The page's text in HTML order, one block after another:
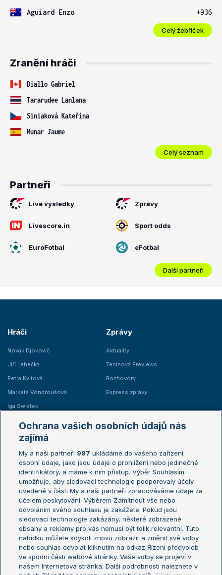
Aguiard Enzo
+936
Celý žebříček
Zranění hráči
Diallo Gabriel
Tararudee Lanlana
Siniaková Kateřina
Munar Jaume
Celý seznam
Partneři
Live výsledky Zprávy
Livescore.in Sport odds
EuroFotbal eFotbal
Další partneři
Hráči
Novak Djokovič
Jiří Lehečka
Petra Kvitová
Markéta Vondroušová
Iga Swiatek
Zprávy
Aktuality
Tenisová Previews
Rozhovory
Express zprávy
Žebříčky
Žebříček ATP (muži)
Žebříček WTA (ženy)
Sázkařský žebříček
Australian Open
French Open
Wimbledon
US Open
Turnaj mistrů
Turnaj mistryň
Aktualní trendy
Fotbalové přestupy
Livesport Daily
Ochrana vašich osobních údajů nás
zajímá
My a naši partneři 997 ukládáme do vašeho zařízení
osobní údaje, jako jsou údaje o prohlížení nebo jedinečné
identifikátory, a máme k nim přístup. Výběr Souhlasím
umožňuje, aby sledovací technologie podporovaly účely
uvedené v části My a naši partneři zpracováváme údaje za
účelem poskytování. Výběrem Zamítnout vše nebo
odvoláním svého souhlasu je zakážete. Pokud jsou
sledovací technologie zakázány, některé zobrazené
obsahy a reklamy pro vás nemusí být tolik relevantní. Tuto
nabídku můžete kdykoli znovu zobrazit a změnit své volby
nebo souhlas odvolat kliknutím na odkaz Řízení předvoleb
ve spodní části webové stránky. Vaše volby se projeví v
našem Internetová stránka. Další podrobnosti naleznete v